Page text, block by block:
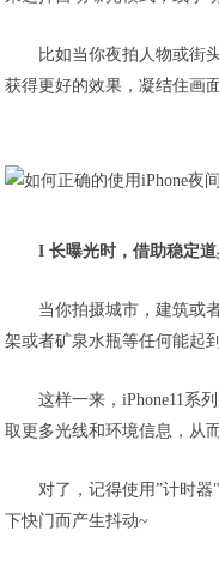
比如当你夜拍人物或街
获得更好的效果，凝结住画
I 长曝光时，借助稳定
当你拍摄城市，建筑或
架或者矿泉水瓶等任何能起
这样一来，iPhone11系
取更多光线和环境信息，从
对了，记得使用”计时
下快门而产生抖动~